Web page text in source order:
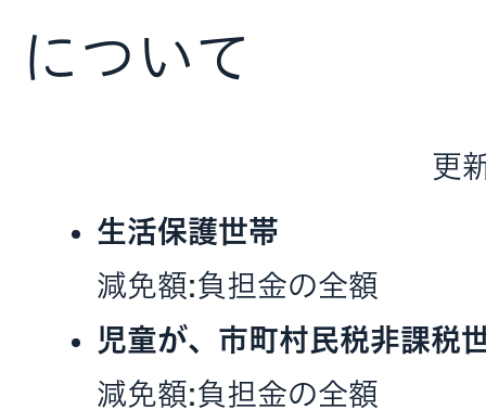
について
更
生活保護世帯
減免額:負担金の全額
児童が、市町村民税非課税
減免額:負担金の全額